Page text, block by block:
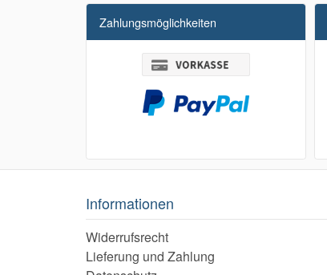
Zahlungsmöglichkeiten
Informationen
Widerrufsrecht
Lieferung und Zahlung